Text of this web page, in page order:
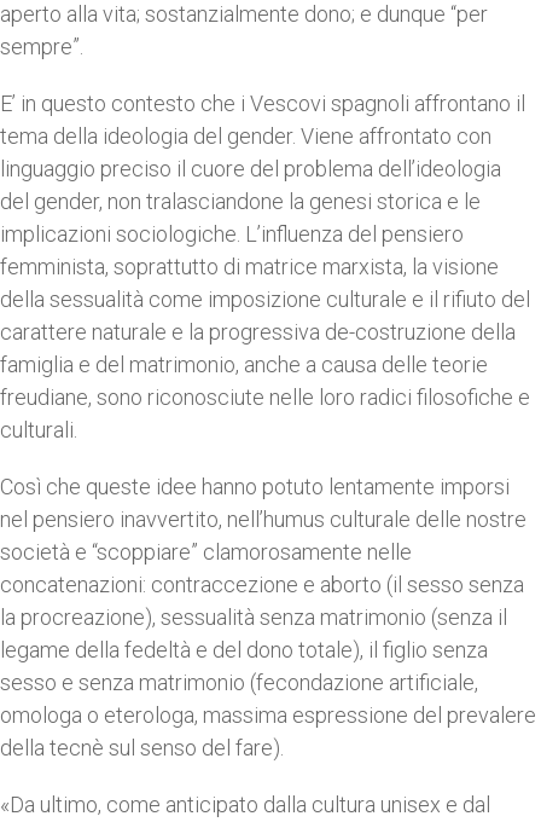
aperto alla vita; sostanzialmente dono; e dunque “per
sempre”.
E’ in questo contesto che i Vescovi spagnoli affrontano il
tema della ideologia del gender. Viene affrontato con
linguaggio preciso il cuore del problema dell’ideologia
del gender, non tralasciandone la genesi storica e le
implicazioni sociologiche. L’influenza del pensiero
femminista, soprattutto di matrice marxista, la visione
della sessualità come imposizione culturale e il rifiuto del
carattere naturale e la progressiva de-costruzione della
famiglia e del matrimonio, anche a causa delle teorie
freudiane, sono riconosciute nelle loro radici filosofiche e
culturali.
Così che queste idee hanno potuto lentamente imporsi
nel pensiero inavvertito, nell’humus culturale delle nostre
società e “scoppiare” clamorosamente nelle
concatenazioni: contraccezione e aborto (il sesso senza
la procreazione), sessualità senza matrimonio (senza il
legame della fedeltà e del dono totale), il figlio senza
sesso e senza matrimonio (fecondazione artificiale,
omologa o eterologa, massima espressione del prevalere
della tecnè sul senso del fare).
«Da ultimo, come anticipato dalla cultura unisex e dal